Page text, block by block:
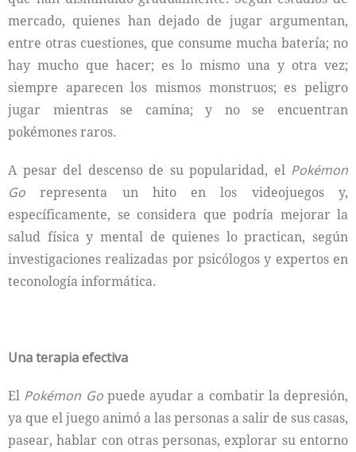
mercado, quienes han dejado de jugar argumentan,
entre otras cuestiones, que consume mucha batería; no
hay mucho que hacer; es lo mismo una y otra vez;
siempre aparecen los mismos monstruos; es peligro
jugar mientras se camina; y no se encuentran
pokémones raros.
A pesar del descenso de su popularidad, el Pokémon
Go representa un hito en los videojuegos y,
específicamente, se considera que podría mejorar la
salud física y mental de quienes lo practican, según
investigaciones realizadas por psicólogos y expertos en
teconología informática.
Una terapia efectiva
El Pokémon Gopuede ayudar a combatir la depresión,
ya que el juego animó a las personas a salir de sus casas,
pasear, hablar con otras personas, explorar su entorno